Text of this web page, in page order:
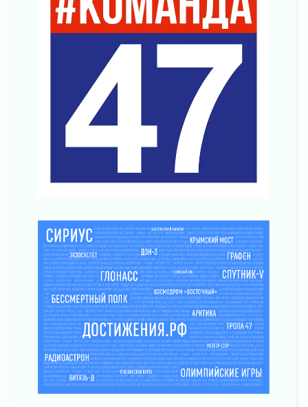
03 августа 2026
Музеи Ленобласти обновляют пространства
Новая площадка: 2027
Часть медиков в Ленобласти сможет
рассчитывать на доплату от региона
03 августа 2026
За сутки в Ленинградской области
ликвидировали 10 пожаров
03 августа 2026
Строительные компании Ленобласти
подняли зарплаты почти на 40% за год
03 августа 2026
Шесть новых жизней в честь дня рождения
Ленинградской области
03 августа 2026
Уроки безопасности для детей и взрослых
03 августа 2026
Ленобласть отмечает День Воздушно-
десантных войск
02 августа 2026